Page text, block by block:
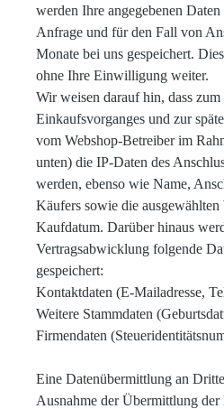
werden Ihre angegebenen
Anfrage und für den Fall von
Monate bei uns gespeichert.
ohne Ihre Einwilligung weiter.
Wir weisen darauf hin, dass
Einkaufsvorganges und zur
vom Webshop-Betreiber im
unten) die IP-Daten des
werden, ebenso wie Name,
Käufers sowie die ausgewählten
Kaufdatum. Darüber hinaus
Vertragsabwicklung folgende
gespeichert:
Kontaktdaten (E-Mailadresse,
Weitere Stammdaten
Firmendaten
Eine Datenübermittlung an
Ausnahme der Übermittlung